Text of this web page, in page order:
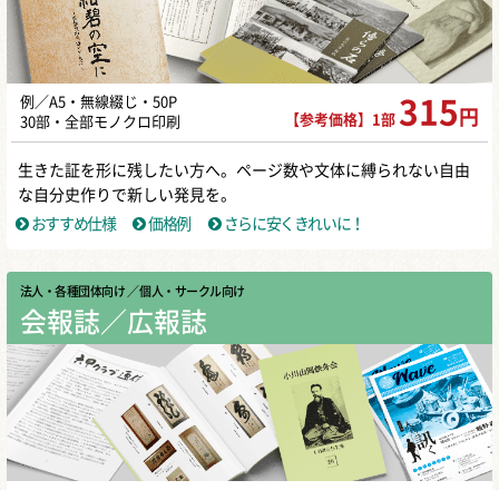
例／A5・無線綴じ・50P
30部・全部モノクロ印刷
【参考価格】1部 315 円
生きた証を形に残したい方へ。ページ数や文体に縛られない自由
な自分史作りで新しい発見を。
おすすめ仕様
価格例 さらに安くきれいに！
法人・各種団体向け ／ 個人・サークル向け
会報誌／広報誌